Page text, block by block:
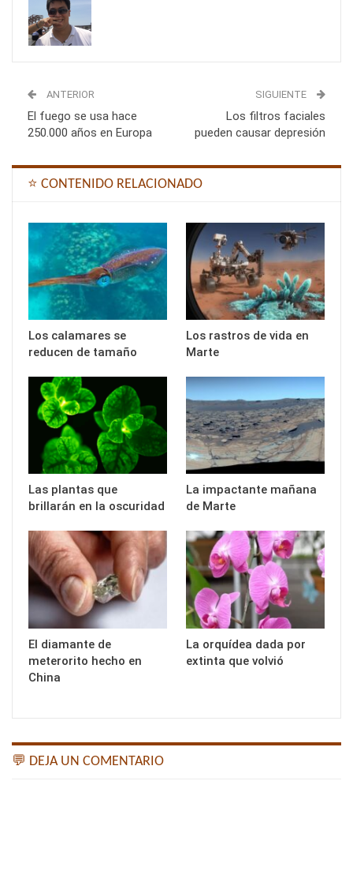
ANTERIOR
El fuego se usa hace
250.000 años en Europa
SIGUIENTE
Los filtros faciales
pueden causar depresión
⭐ CONTENIDO RELACIONADO
Los calamares se
reducen de tamaño
Los rastros de vida en
Marte
Las plantas que
brillarán en la oscuridad
La impactante mañana
de Marte
El diamante de
meterorito hecho en
China
La orquídea dada por
extinta que volvió
💬 DEJA UN COMENTARIO